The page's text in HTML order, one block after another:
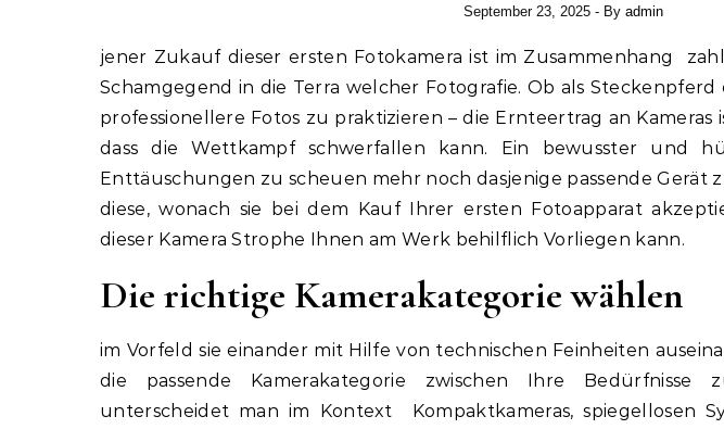
September 23, 2025 - By admin
jener Zukauf dieser ersten Fotokamera ist im Zusammenhang zahlreiche Personen ein spannender
Schamgegend in die Terra welcher Fotografie. Ob als
professionellere Fotos zu praktizieren – die Ernteertrag an Kameras
dass die Wettkampf schwerfallen kann. Ein bewusster und
Enttäuschungen zu scheuen mehr noch dasjenige passende
diese, wonach sie bei dem Kauf Ihrer ersten Fotoapparat
dieser Kamera Strophe Ihnen am Werk behilflich Vorliegen kann.
Die richtige Kamerakategorie wählen
im Vorfeld sie einander mit Hilfe von technischen Feinheiten
die passende Kamerakategorie zwischen Ihre Bedürfnisse
unterscheidet man im Kontext Kompaktkameras, spiegellosen